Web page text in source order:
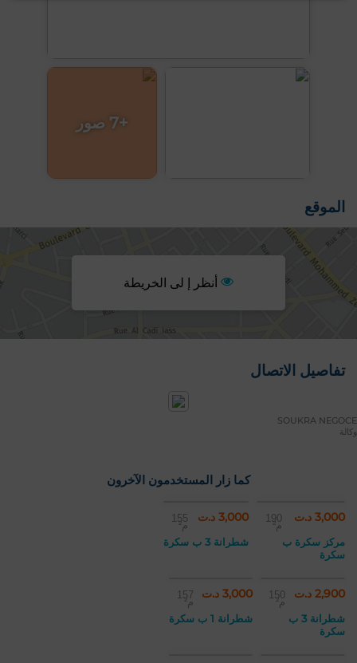
+7 صور
الموقع
أنظر إ لى الخريطة
تفاصيل الاتصال
SOUKRA NEGOCE
وكالة
كما زار المستخدمون الآخرون
3,000 د.ت 190
م²
مركز سكرة ب
سكرة
3,000 د.ت 155
م²
شطرانة 3 ب سكرة
2,900 د.ت 150
م²
شطرانة 3 ب
سكرة
3,000 د.ت 157
م²
شطرانة 1 ب سكرة